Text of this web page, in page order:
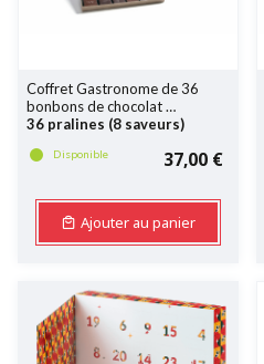
Coffret Gastronome de 36
bonbons de chocolat
36 pralines (8 saveurs)
Disponible 37,00 €
Ajouter au panier